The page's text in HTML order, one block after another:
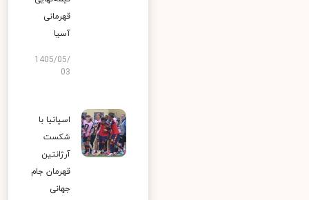
قهرمانی
آسیا
1405/05/
03
اسپانیا با
شکست
آرژانتین
قهرمان جام
جهانی